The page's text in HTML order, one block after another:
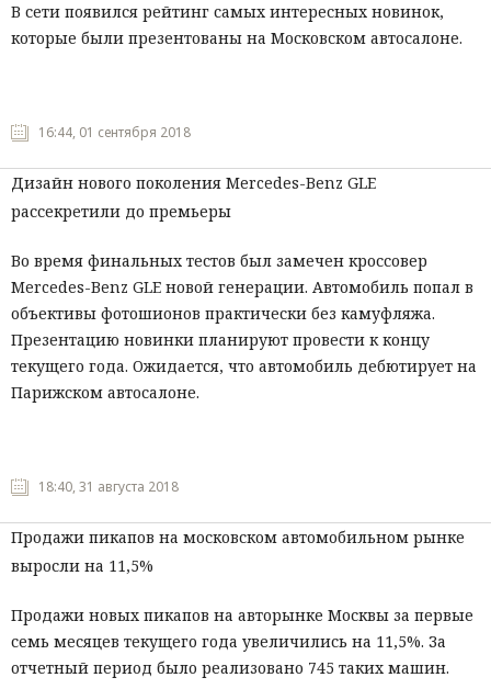
В сети появился рейтинг самых интересных новинок,
которые были презентованы на Московском автосалоне.
16:44, 01 сентября 2018
Дизайн нового поколения Mercedes-Benz GLE
рассекретили до премьеры‍
Во время финальных тестов был замечен кроссовер
Mercedes-Benz GLE новой генерации. Автомобиль попал в
объективы фотошионов практически без камуфляжа.
Презентацию новинки планируют провести к концу
текущего года. Ожидается, что автомобиль дебютирует на
Парижском автосалоне.
18:40, 31 августа 2018
Продажи пикапов на московском автомобильном рынке
выросли на 11,5%
Продажи новых пикапов на авторынке Москвы за первые
семь месяцев текущего года увеличились на 11,5%. За
отчетный период было реализовано 745 таких машин.